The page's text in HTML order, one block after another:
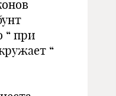
“ при
“